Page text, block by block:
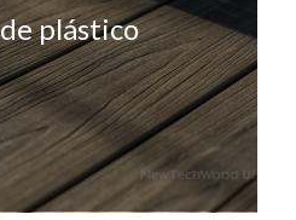
plástico